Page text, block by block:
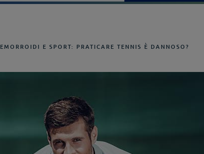
EMORROIDI E SPORT: PRATICARE TENNIS È DANNOSO?